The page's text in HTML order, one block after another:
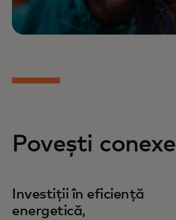
Povești conexe
Investiții în eficiență
energetică,